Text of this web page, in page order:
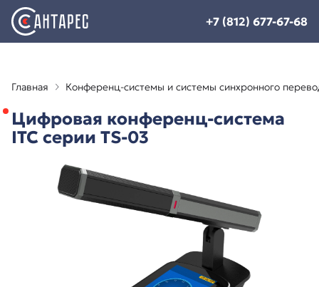
+7 (812) 677-67-68
Главная Конференц-системы и системы синхронного
Цифровая конференц-система
ITC серии TS-03